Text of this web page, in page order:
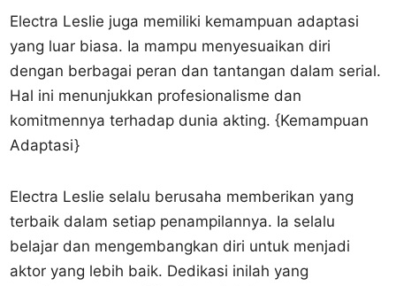
Electra Leslie juga memiliki kemampuan adaptasi
yang luar biasa. Ia mampu menyesuaikan diri
dengan berbagai peran dan tantangan dalam serial.
Hal ini menunjukkan profesionalisme dan
komitmennya terhadap dunia akting. {Kemampuan
Adaptasi}
Electra Leslie selalu berusaha memberikan yang
terbaik dalam setiap penampilannya. Ia selalu
belajar dan mengembangkan diri untuk menjadi
aktor yang lebih baik. Dedikasi inilah yang